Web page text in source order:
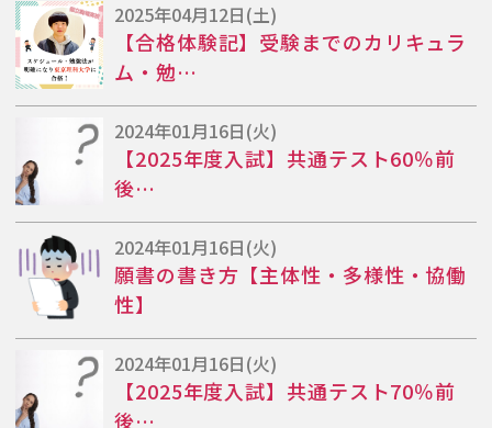
2025年04月12日(土)
【合格体験記】受験までのカリキュラ
ム・勉…
2024年01月16日(火)
【2025年度入試】共通テスト60％前
後…
2024年01月16日(火)
願書の書き方【主体性・多様性・協働
性】
2024年01月16日(火)
【2025年度入試】共通テスト70％前
後…